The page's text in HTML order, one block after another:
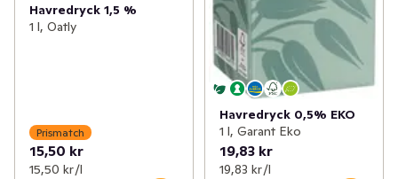
Havredryck 1,5 %
1 l, Oatly
Prismatch
15,50 kr
15,50 kr /l
Havredryck 0,5% EKO
1 l, Garant Eko
19,83 kr
19,83 kr /l